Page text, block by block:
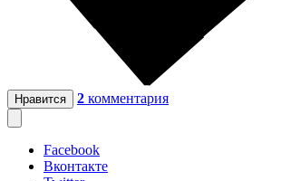
Нравится 2 комментария
Facebook
Вконтакте